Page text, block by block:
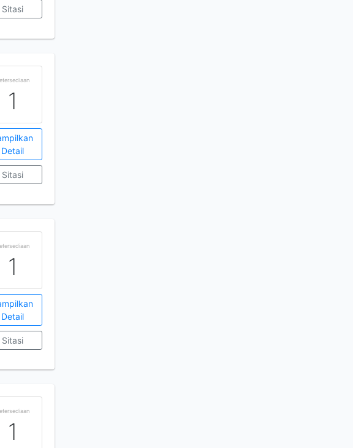
Sitasi
1
Detail
Sitasi
1
Detail
Sitasi
1